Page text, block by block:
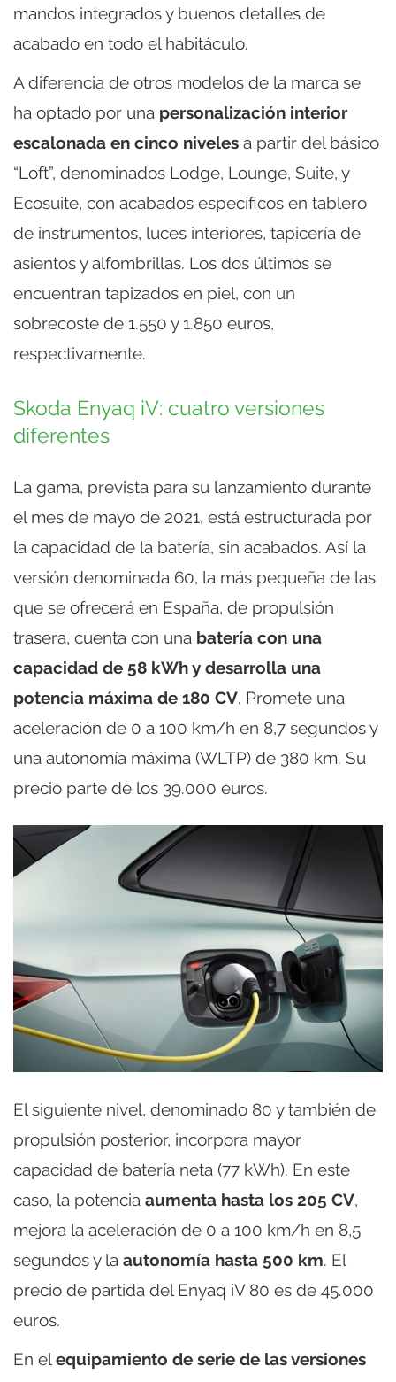
mandos integrados y buenos detalles de
acabado en todo el habitáculo.
A diferencia de otros modelos de la marca se
ha optado por una personalización interior
escalonada en cinco niveles a partir del básico
“Loft”, denominados Lodge, Lounge, Suite, y
Ecosuite, con acabados específicos en tablero
de instrumentos, luces interiores, tapicería de
asientos y alfombrillas. Los dos últimos se
encuentran tapizados en piel, con un
sobrecoste de 1.550 y 1.850 euros,
respectivamente.
Skoda Enyaq iV: cuatro versiones
diferentes
La gama, prevista para su lanzamiento durante
el mes de mayo de 2021, está estructurada por
la capacidad de la batería, sin acabados. Así la
versión denominada 60, la más pequeña de las
que se ofrecerá en España, de propulsión
trasera, cuenta con una batería con una
capacidad de 58 kWh y desarrolla una
potencia máxima de 180 CV. Promete una
aceleración de 0 a 100 km/h en 8,7 segundos y
una autonomía máxima (WLTP) de 380 km. Su
precio parte de los 39.000 euros.
El siguiente nivel, denominado 80 y también de
propulsión posterior, incorpora mayor
capacidad de batería neta (77 kWh). En este
caso, la potencia aumenta hasta los 205 CV,
mejora la aceleración de 0 a 100 km/h en 8,5
segundos y la autonomía hasta 500 km. El
precio de partida del Enyaq iV 80 es de 45.000
euros.
En elequipamiento de serie de las versiones